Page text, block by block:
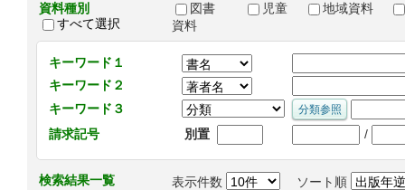
資料種別
すべて選択
図書 児童
地域資料
資料
キーワード１
キーワード２
キーワード３
請求記号
別置 /
検索結果一覧 表示件数 ソート順